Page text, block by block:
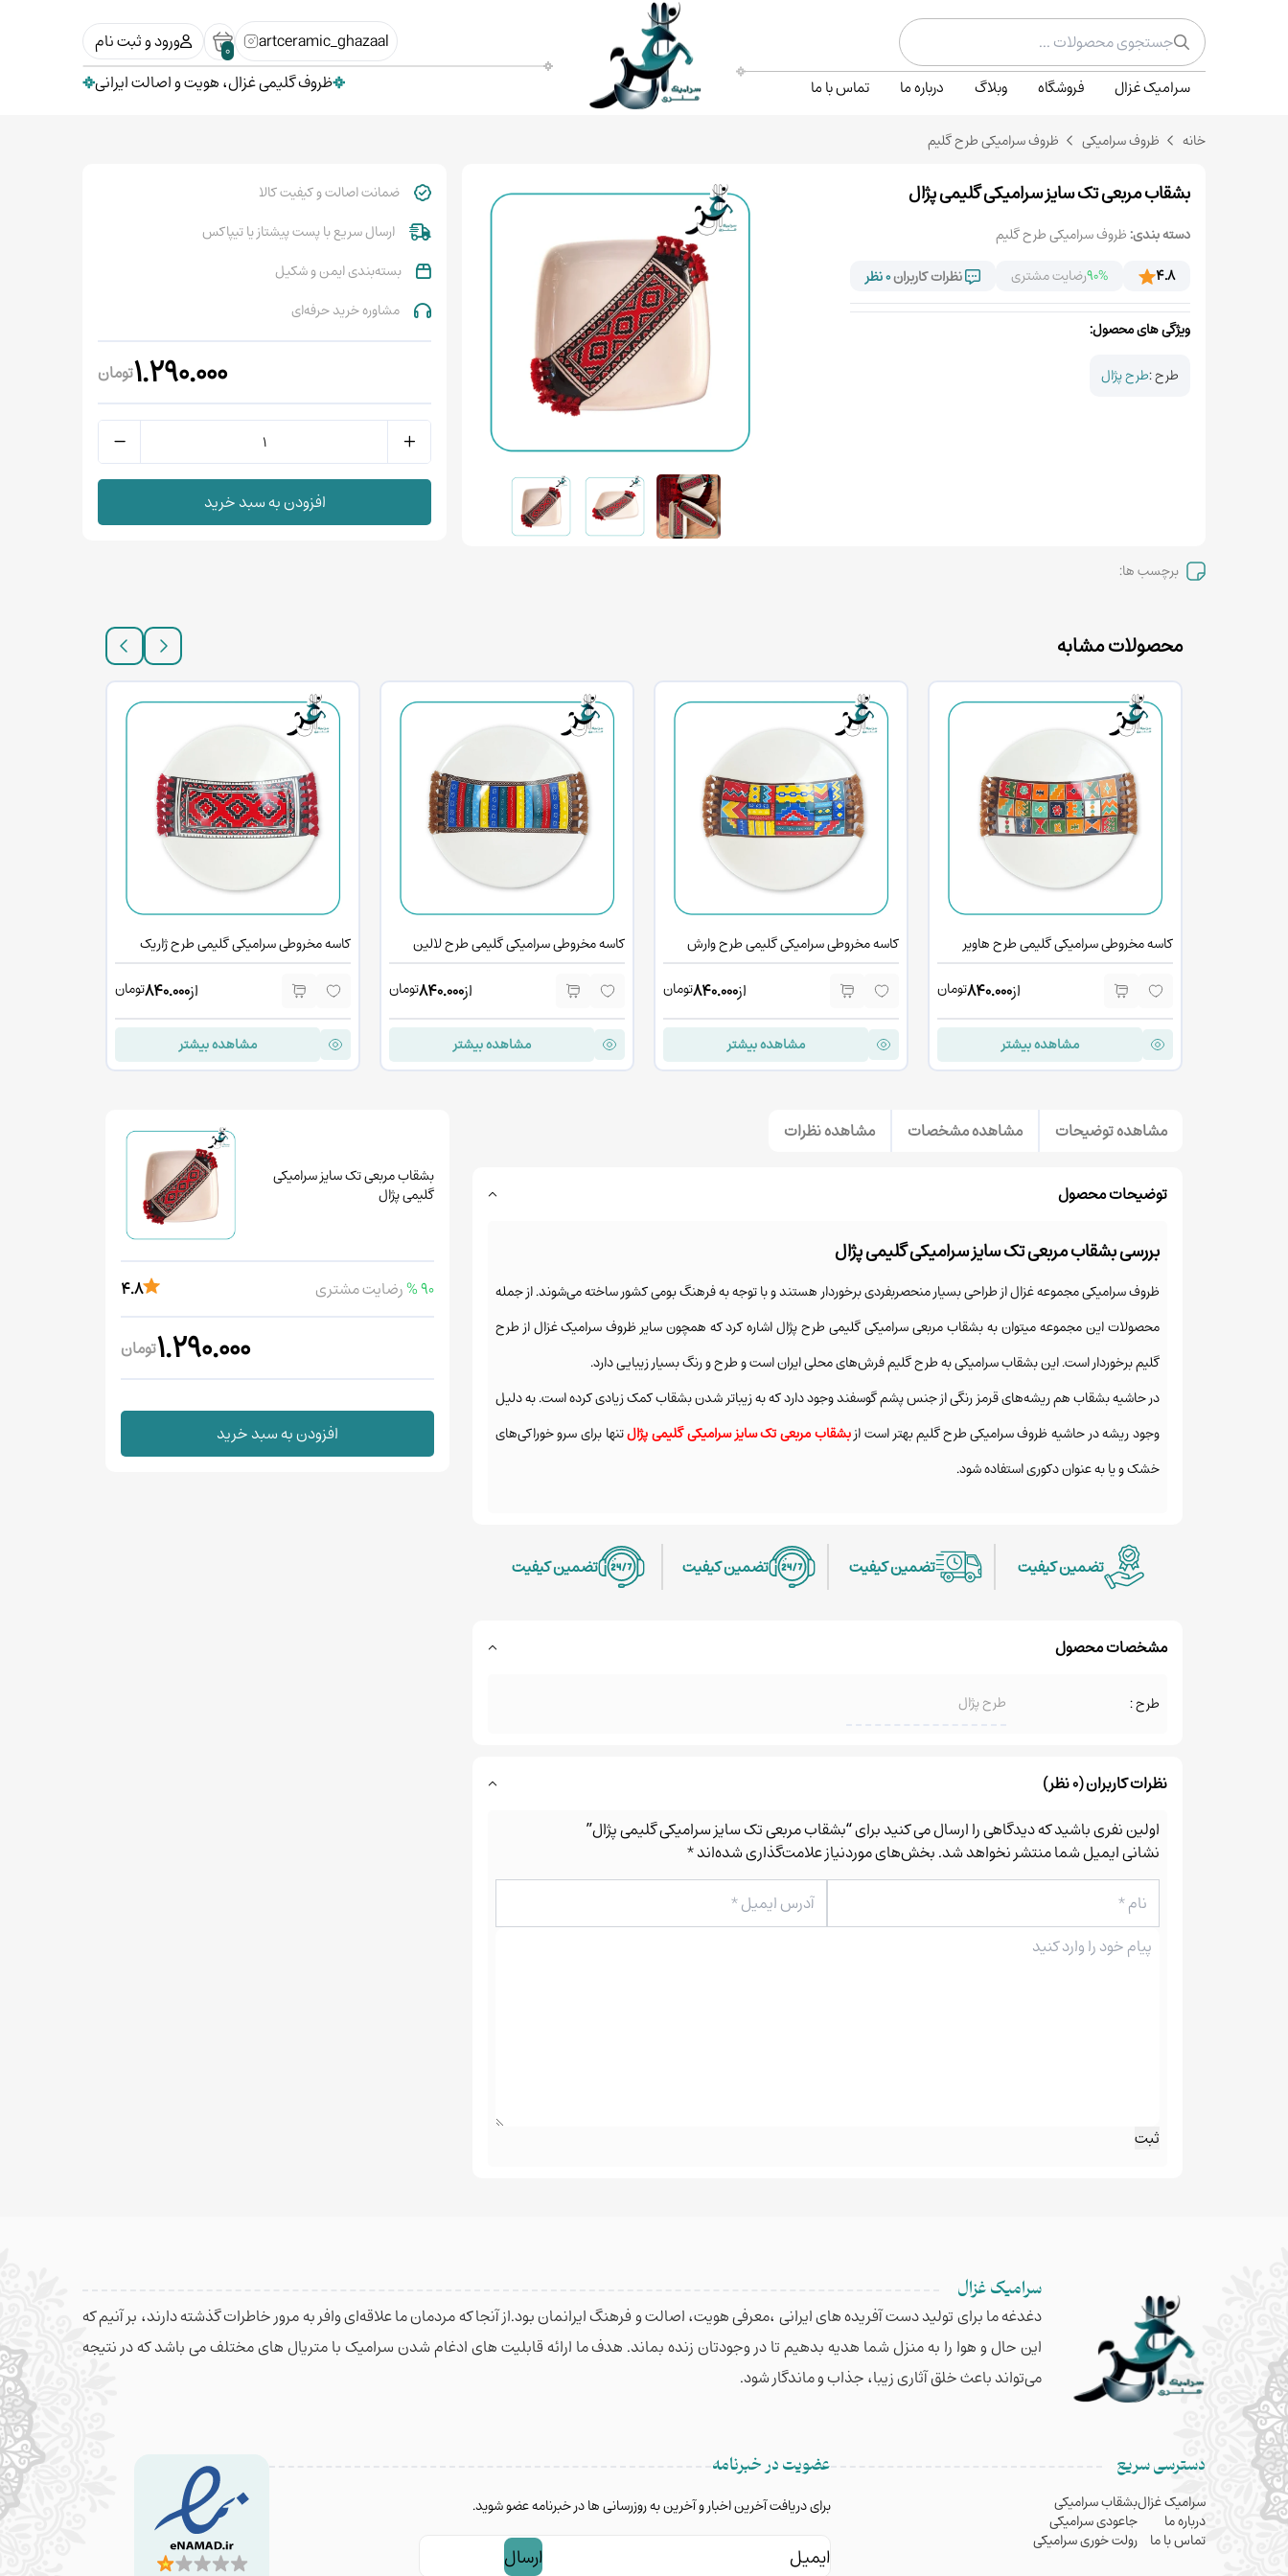
سرامیک غزال فروشگاه وبلاگ درباره ما تماس با ما
artceramic_ghazaal
0
ورود و ثبت نام
ظروف گلیمی غزال، هویت و اصالت ایرانی
خانه ظروف سرامیکی ظروف سرامیکی طرح گلیم
بشقاب مربعی تک سایز سرامیکی گلیمی پژال
دسته بندی:ظروف سرامیکی طرح گلیم
4.8
90%رضایت مشتری نظرات کاربران0 نظر
ویژگی های محصول:
طرح :طرح پژال
ضمانت اصالت و کیفیت کالا
ارسال سریع با پست پیشتاز یا تیپاکس
بسته‌بندی ایمن و شکیل
مشاوره خرید حرفه‌ای
1.290.000تومان
افزودن به سبد خرید
برچسب ها:
محصولات مشابه
کاسه مخروطی سرامیکی گلیمی طرح هاویر
از840.000تومان
مشاهده بیشتر
کاسه مخروطی سرامیکی گلیمی طرح وارش
از840.000تومان
مشاهده بیشتر
کاسه مخروطی سرامیکی گلیمی طرح لالین
از840.000تومان
مشاهده بیشتر
کاسه مخروطی سرامیکی گلیمی طرح ژاریک
از840.000تومان
مشاهده بیشتر
مشاهده توضیحات مشاهده مشخصات مشاهده نظرات
توضیحات محصول
بررسی بشقاب مربعی تک سایز سرامیکی گلیمی پژال
ظروف سرامیکی مجموعه غزال از طراحی بسیار منحصربفردی برخوردار هستند و با توجه به فرهنگ بومی کشور ساخته می‌شوند. از جمله
محصولات این مجموعه میتوان به بشقاب مربعی سرامیکی گلیمی طرح پژال اشاره کرد که همچون سایر ظروفسرامیک غزالاز طرح
گلیم برخوردار است. این بشقاب سرامیکی به طرح گلیم فرش‌های محلی ایران است و طرح و رنگ بسیار زیبایی دارد.
در حاشیه بشقاب هم ریشه‌های قرمز رنگی از جنس پشم گوسفند وجود دارد که به زیباتر شدن بشقاب کمک زیادی کرده است. به دلیل
وجود ریشه در حاشیهظروف سرامیکی طرح گلیمبهتر است ازبشقاب مربعی تک سایز سرامیکی گلیمی پژالتنها برای سرو خوراکی‌های
خشک و یا به عنوان دکوری استفاده شود.
تضمین کیفیت تضمین کیفیت تضمین کیفیت تضمین کیفیت
مشخصات محصول
طرح : طرح پژال
نظرات کاربران (0 نظر)
اولین نفری باشید که دیدگاهی را ارسال می کنید برای “بشقاب مربعی تک سایز سرامیکی گلیمی پژال”
نشانی ایمیل شما منتشر نخواهد شد.بخش‌های موردنیاز علامت‌گذاری شده‌اند*
بشقاب مربعی تک سایز سرامیکی
گلیمی پژال
90 % رضایت مشتری 4.8
1.290.000تومان
افزودن به سبد خرید
سرامیک غزال
دغدغه ما برای تولید دست آفریده های ایرانی ،معرفی هویت، اصالت و فرهنگ ایرانمان بود.از آنجا که مردمان ما علاقه‌ای وافر به مرور خاطرات گذشته دارند، بر آنیم که
این حال و هوا را به منزل شما هدیه بدهیم تا در وجودتان زنده بماند. هدف ما ارائه قابلیت های ادغام شدن سرامیک با متریال های مختلف می باشد که در نتیجه
می‌تواند باعث خلق آثاری زیبا، جذاب و ماندگار شود.
دسترسی سریع
سرامیک غزال
درباره ما
تماس با ما
بشقاب سرامیکی
جاعودی سرامیکی
رولت خوری سرامیکی
عضویت در خبرنامه
برای دریافت آخرین اخبار و آخرین به روزرسانی ها در خبرنامه عضو شوید.